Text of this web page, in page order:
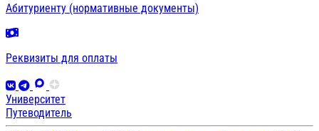
Абитуриенту (нормативные документы)
Реквизиты для оплаты
Университет
Путеводитель